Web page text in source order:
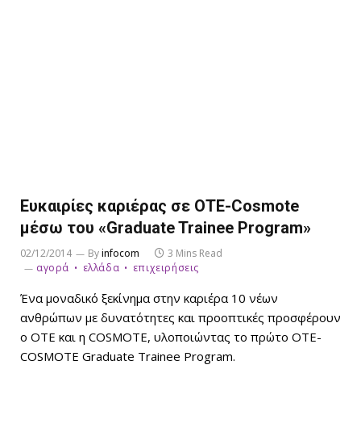
Ευκαιρίες καριέρας σε ΟΤΕ-Cosmote
μέσω του «Graduate Trainee Program»
02/12/2014 Byinfocom
3 Mins Read
αγορά
ελλάδα επιχειρήσεις
Ένα μοναδικό ξεκίνημα στην καριέρα 10 νέων
ανθρώπων με δυνατότητες και προοπτικές προσφέρουν
ο ΟΤΕ και η COSMOTE, υλοποιώντας το πρώτο ΟΤΕ-
COSMOTE Graduate Trainee Program.